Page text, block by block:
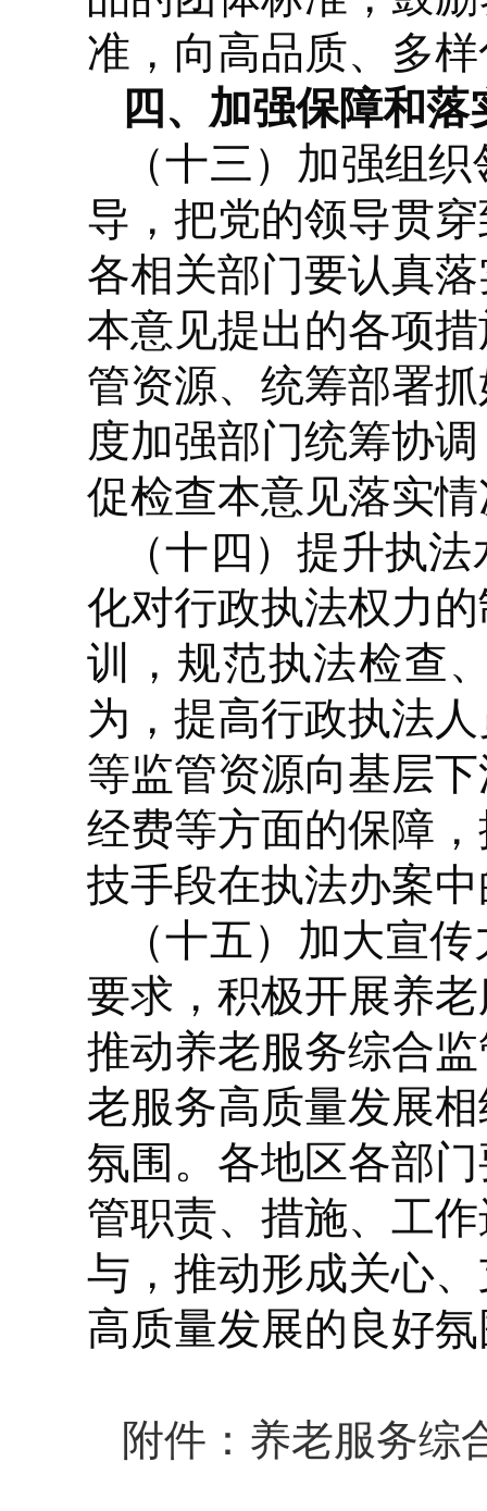
准，向高品质、多
四、加强保障和落
（十三）加强组
导，把党的领导贯
各相关部门要认真
本意见提出的各项
管资源、统筹部署
度加强部门统筹协
促检查本意见落实
（十四）提升执
化对行政执法权力
训，规范执法检查
为，提高行政执法
等监管资源向基层
经费等方面的保障
技手段在执法办案
（十五）加大宣
要求，积极开展养
推动养老服务综合
老服务高质量发展
氛围。各地区各部
管职责、措施、工
与，推动形成关心
高质量发展的良好
附件：养老服务综